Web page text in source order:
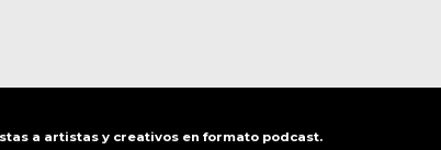
a artistas y creativos en formato podcast.